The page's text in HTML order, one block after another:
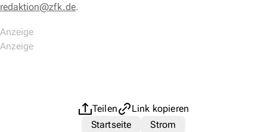
redaktion@zfk.de.
Teilen
Link kopieren
Startseite
Strom